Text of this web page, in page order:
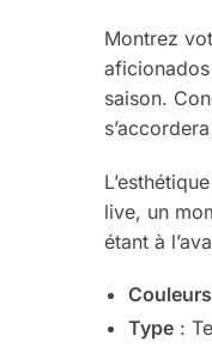
Montrez
saison.
live, un
étant à
Couleurs
Type :